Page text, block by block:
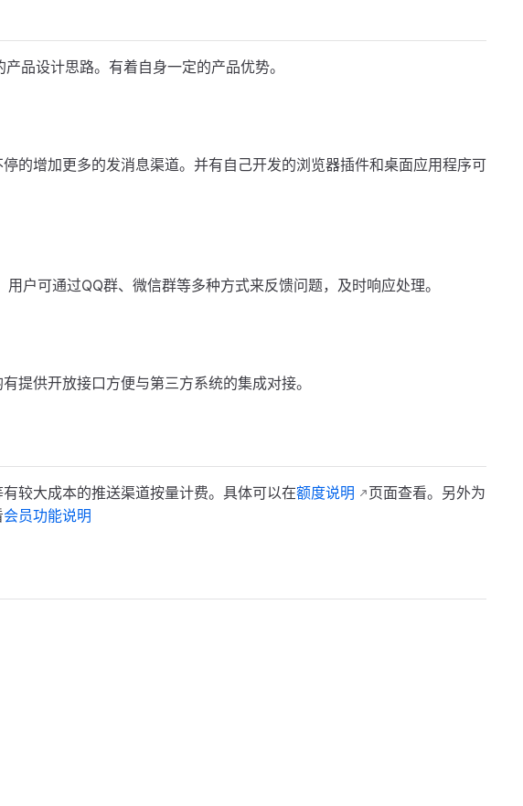
设计思路。有着自身一定的产品优势。
的增加更多的发消息渠道。并有自己开发的浏览器插件和桌面应用程序可
户可通过QQ群、微信群等多种方式来反馈问题，及时响应处理。
提供开放接口方便与第三方系统的集成对接。
大成本的推送渠道按量计费。具体可以在额度说明
页面查看。另外为
会员功能说明